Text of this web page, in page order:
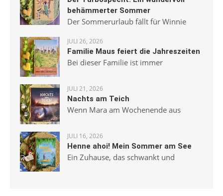
behämmerter Sommer
Der Sommerurlaub fällt für Winnie
JULI 26, 2026
Familie Maus feiert die Jahreszeiten
Bei dieser Familie ist immer
JULI 21, 2026
Nachts am Teich
Wenn Mara am Wochenende aus
JULI 16, 2026
Henne ahoi! Mein Sommer am See
Ein Zuhause, das schwankt und